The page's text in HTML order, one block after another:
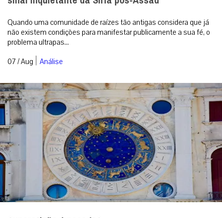
Superstição é pecado?
Quem nunca se vestiu de branco na virada do ano ou verificou se
algum horóscopo se alinhava? Sabia que isso não é permitido ao
católico? [cap...
07 / Aug
Espiritualidade